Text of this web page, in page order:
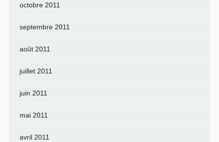
octobre 2011
septembre 2011
août 2011
juillet 2011
juin 2011
mai 2011
avril 2011